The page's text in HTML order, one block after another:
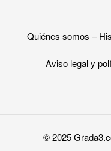
Quiénes somos –
Aviso legal y
© 2025